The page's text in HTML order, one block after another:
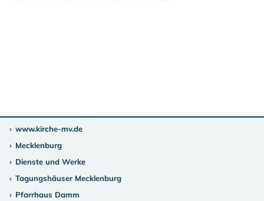
www.kirche-mv.de
Mecklenburg
Dienste und Werke
Tagungshäuser Mecklenburg
Pfarrhaus Damm